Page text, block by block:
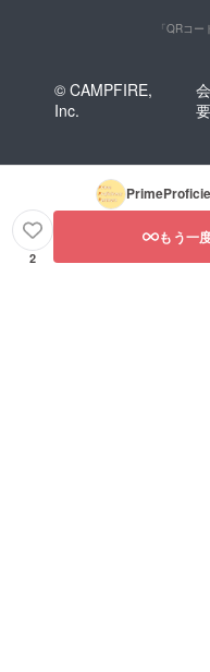
「QRコ
© CAMPFIRE,
Inc.
要
2
もう一